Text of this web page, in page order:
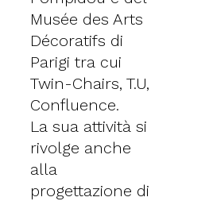
Musée des Arts
Décoratifs di
Parigi tra cui
Twin-Chairs, T.U,
Confluence.
La sua attività si
rivolge anche
alla
progettazione di